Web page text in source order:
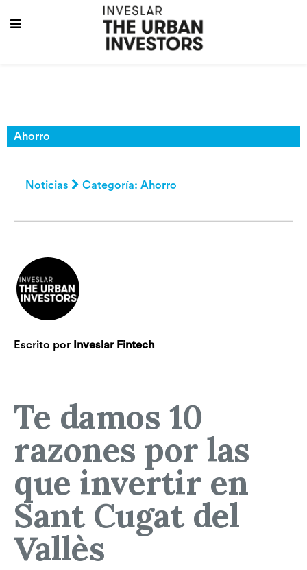
Ahorro
Noticias Categoría: Ahorro
Escrito por Inveslar Fintech
Te damos 10
razones por las
que invertir en
Sant Cugat del
Vallès